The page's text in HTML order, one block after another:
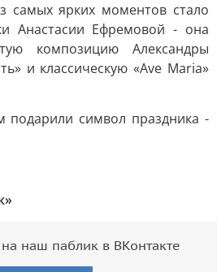
самых ярких моментов стало
Анастасии Ефремовой - она
композицию Александры
и классическую «Ave Maria»
символ праздника -
наш паблик в ВКонтакте